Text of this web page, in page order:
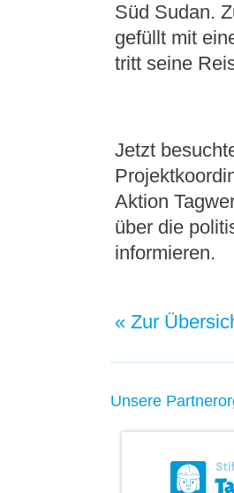
Süd Sudan.
gefüllt mit
tritt seine
Jetzt
Aktion
über die
informieren.
« Zur
Unsere